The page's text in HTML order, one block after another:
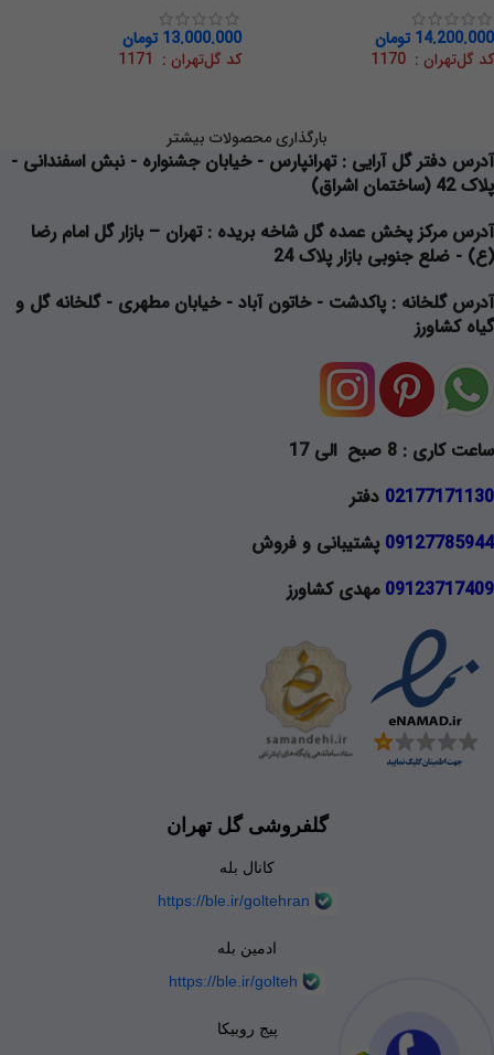
14.200.000 تومان
کد گل‌تهران : 1170
13.000.000 تومان
کد گل‌تهران : 1171
بارگذاری محصولات بیشتر
آدرس دفتر گل آرایی : تهرانپارس - خیابان جشنواره - نبش اسفندانی -
پلاک 42 (ساختمان اشراق)
آدرس مرکز پخش عمده گل شاخه بریده : تهران – بازار گل امام رضا
(ع) - ضلع جنوبی بازار پلاک 24
آدرس گلخانه : پاکدشت - خاتون آباد - خیابان مطهری - گلخانه گل و
گیاه کشاورز
ساعت کاری : 8 صبح الی 17
02177171130 دفتر
09127785944 پشتیبانی و فروش
09123717409 مهدی کشاورز
گلفروشی گل تهران
کانال بله
https://ble.ir/goltehran
ادمین بله
https://ble.ir/golteh
پیج روبیکا